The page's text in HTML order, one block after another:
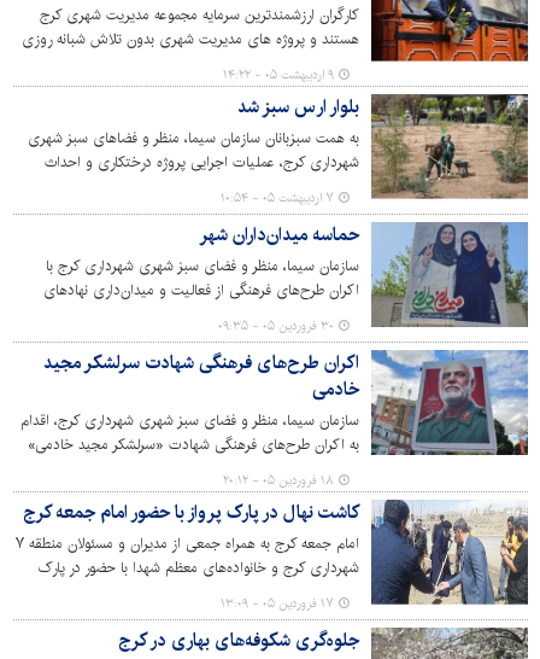
کارگران ارزشمندترین سرمایه مجموعه مدیریت شهری کرج
هستند و پروژه های مدیریت شهری بدون تلاش شبانه روزی
آنها به ثمر نمی‌نشیند. یازدهم اردیبهشت ماه و روز جهانی کار و
کارگر بهانه ای برای تجلیل از زحمات کارگران است.
۹ اردیبهشت ۰۵ - ۱۴:۲۲
بلوار ارس سبز شد
به همت سبزبانان سازمان سیما، منظر و فضاهای سبز شهری
شهرداری کرج، عملیات اجرایی پروژه درختکاری و احداث
فضای سبز حاشیه شرقی بلوار ارس در محدوده پل جمهوری
تکمیل شد.
۷ اردیبهشت ۰۵ - ۱۰:۵۴
حماسه میدان‌داران شهر
سازمان سیما، منظر و فضای سبز شهری شهرداری کرج با
اکران طرح‌های فرهنگی از فعالیت و میدان‌داری نهادهای
خدمت‌رسان در حوزه‌های مختلف که همچنان پای کار هستند و
به خدمت‌رسانی و انجام وظایف خود مشغول هستند، قدردانی
کرد.
۳۰ فروردین ۰۵ - ۰۹:۳۵
اکران طرح‌های فرهنگی شهادت سرلشکر مجید
خادمی
سازمان سیما، منظر و فضای سبز شهری شهرداری کرج، اقدام
به اکران طرح‌های فرهنگی شهادت «سرلشکر مجید خادمی»
رئیس سازمان اطلاعات سپاه پاسداران انقلاب اسلامی در سطح
شهر کرج کرده است.
۱۸ فروردین ۰۵ - ۲۰:۱۲
کاشت نهال در پارک پرواز با حضور امام جمعه کرج
امام جمعه کرج به همراه جمعی از مدیران و مسئولان منطقه ۷
شهرداری کرج و خانواده‌های معظم شهدا با حضور در پارک
پرواز، اقدام به کاشت نهال کردند. این برنامه با هدف ترویج
فرهنگ درختکاری برگزار شد.
۱۷ فروردین ۰۵ - ۱۳:۰۹
جلوه‌گری شکوفه‌های بهاری در کرج